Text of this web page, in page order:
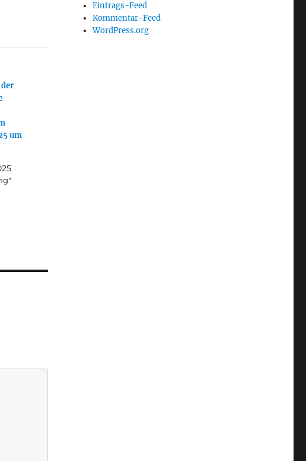
um
Eintrags-Feed
Kommentar-Feed
WordPress.org